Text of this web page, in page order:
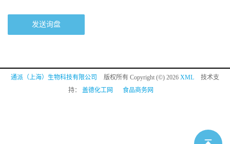
发送询盘
通派（上海）生物科技有限公司 版权所有 Copyright (©) 2026 XML
技术支
持： 盖德化工网 食品商务网